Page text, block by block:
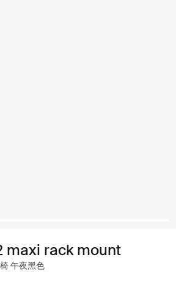
maxi rack mount
午夜黑色